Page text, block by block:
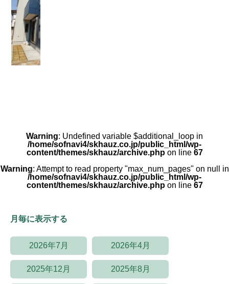
Warning: Undefined variable $additional_loop in
/home/sofnavi4/skhauz.co.jp/public_html/wp-
content/themes/skhauz/archive.phpon line 67
Warning: Attempt to read property "max_num_pages" on null in
/home/sofnavi4/skhauz.co.jp/public_html/wp-
content/themes/skhauz/archive.phpon line 67
月毎に表示する
2026年7月 2026年4月
2025年12月 2025年8月